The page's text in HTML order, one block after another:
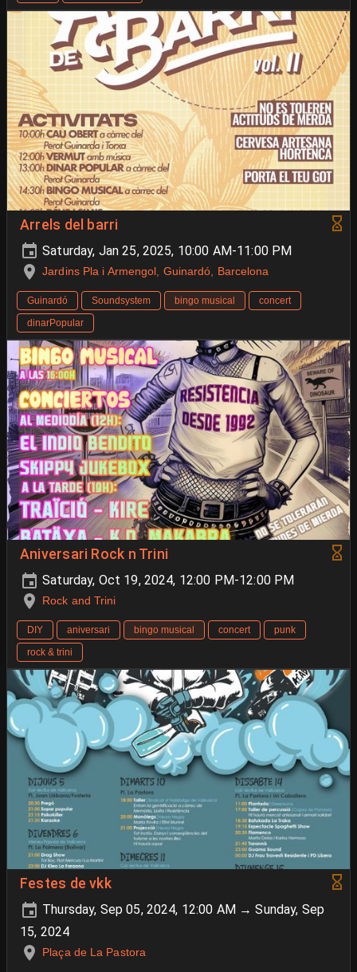
Arrels del barri
Saturday, Jan 25, 2025, 10:00 AM-11:00 PM
Jardins Pla i Armengol, Guinardó, Barcelona
Guinardó Soundsystem bingo musical
concert
dinarPopular
Aniversari Rock n Trini
Saturday, Oct 19, 2024, 12:00 PM-12:00 PM
Rock and Trini
DIY aniversari bingo musical concert
punk
rock & trini
Festes de vkk
Thursday, Sep 05, 2024, 12:00 AM → Sunday, Sep
15, 2024
Plaça de La Pastora